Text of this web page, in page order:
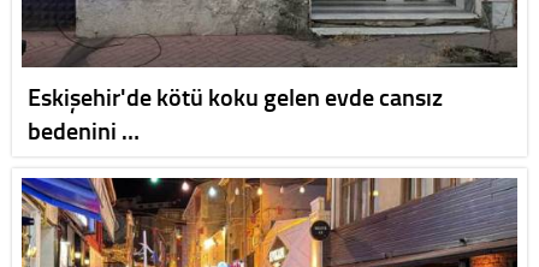
Eskişehir'de kötü koku gelen evde cansız
bedenini …